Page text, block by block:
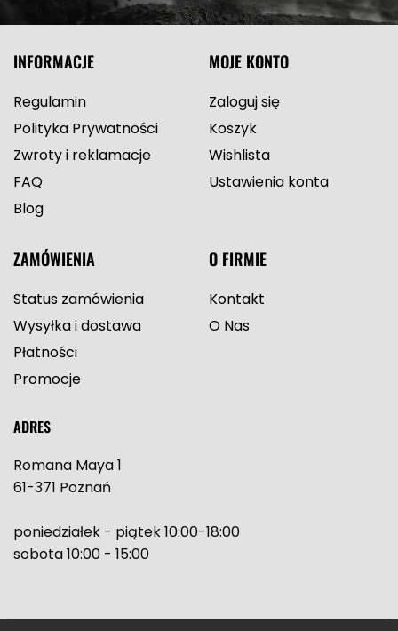
INFORMACJE
Regulamin
Polityka Prywatności
Zwroty i reklamacje
FAQ
Blog
MOJE KONTO
Zaloguj się
Koszyk
Wishlista
Ustawienia konta
ZAMÓWIENIA
Status zamówienia
Wysyłka i dostawa
Płatności
Promocje
O FIRMIE
Kontakt
O Nas
ADRES
Romana Maya 1
61-371 Poznań
poniedziałek - piątek 10:00-18:00
sobota 10:00 - 15:00